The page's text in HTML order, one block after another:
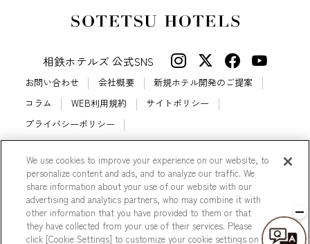
相鉄ホテルズ 公式SNS
お問い合わせ 会社概要
新規ホテル開発のご提案
コラム
WEB利用規約
サイトポリシー
プライバシーポリシー
カスタマーハラスメントに対する基本方針
サイトマップ
相鉄ホテルズ パートナーホテル加盟募集のご案内
採用情報
Cookie Settings
We use cookies to improve your experience on our website, to
personalize content and ads, and to analyze our traffic. We
share information about your use of our website with our
advertising and analytics partners, who may combine it with
other information that you have provided to them or that
they have collected from your use of their services. Please
click [Cookie Settings] to customize your cookie settings on